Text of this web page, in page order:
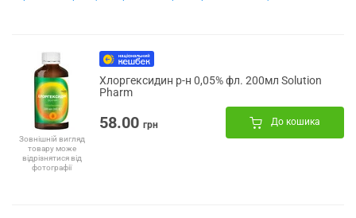
Зовнішній вигляд
товару може
відрізнятися від
фотографії
Хлоргексидин р-н 0,05% фл. 200мл Solution
Pharm
58.00 грн До кошика